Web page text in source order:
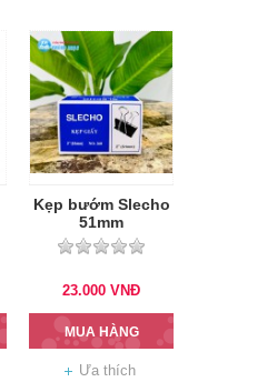
Kẹp bướm Slecho
51mm
23.000 VNĐ
MUA HÀNG
Ưa thích